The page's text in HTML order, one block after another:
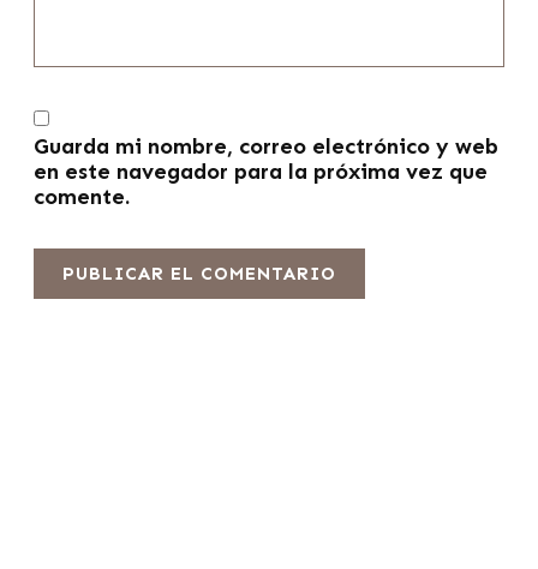
Guarda mi nombre, correo electrónico y web
en este navegador para la próxima vez que
comente.